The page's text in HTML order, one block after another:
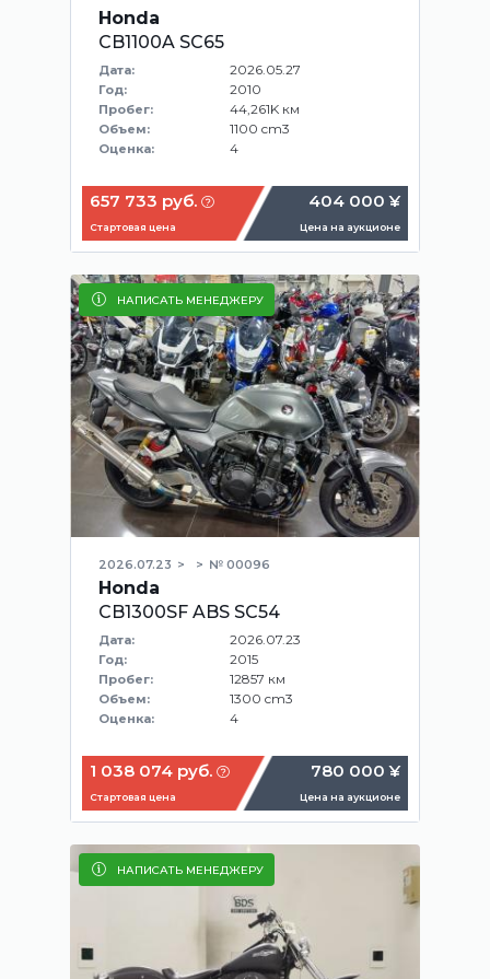
Honda
CB1100A SC65
Дата: 2026.05.27
Год: 2010
Пробег: 44,261K км
Объем: 1100 cm3
Оценка: 4
657 733 руб.
Стартовая цена
404 000 ¥
Цена на аукционе
НАПИСАТЬ МЕНЕДЖЕРУ
2026.07.23 № 00096
Honda
CB1300SF ABS SC54
Дата: 2026.07.23
Год: 2015
Пробег: 12857 км
Объем: 1300 cm3
Оценка: 4
1 038 074 руб.
Стартовая цена
780 000 ¥
Цена на аукционе
НАПИСАТЬ МЕНЕДЖЕРУ